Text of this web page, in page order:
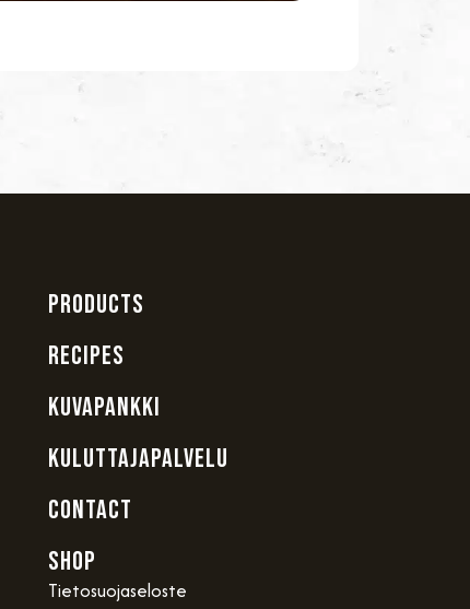
PRODUCTS
RECIPES
KUVAPANKKI
KULUTTAJAPALVELU
CONTACT
SHOP
Tietosuojaseloste